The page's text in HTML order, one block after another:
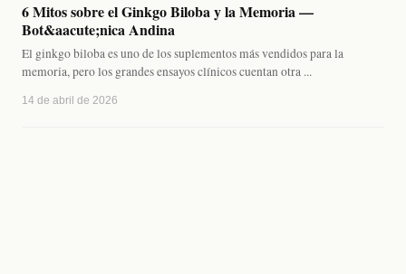
6 Mitos sobre el Ginkgo Biloba y la Memoria —
Bot&aacute;nica Andina
El ginkgo biloba es uno de los suplementos más vendidos para la
memoria, pero los grandes ensayos clínicos cuentan otra ...
14 de abril de 2026